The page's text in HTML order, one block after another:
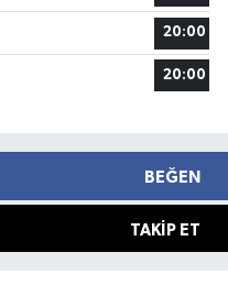
20:00
20:00
BEĞEN
TAKIP ET